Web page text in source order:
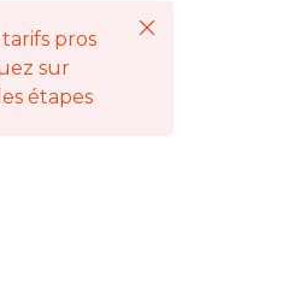
pros
sur
étapes
Fermer